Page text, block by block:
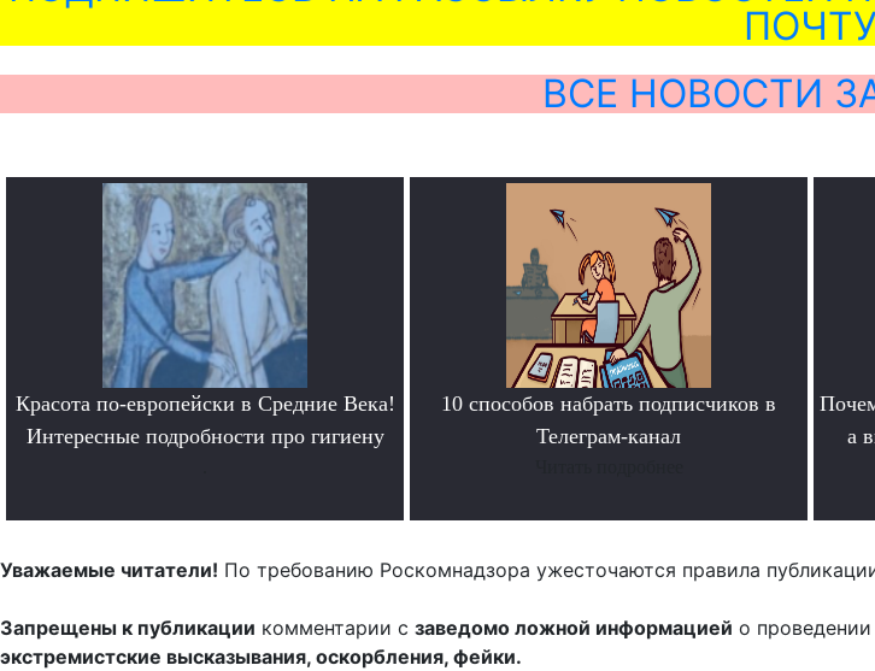
ПОЧТУ
ВСЕ НОВОСТИ
Красота по-европейски в Средние Века!
Интересные подробности про гигиену
10 способов набрать подписчиков в
Телеграм-канал
а
Уважаемые читатели! По требованию Роскомнадзора ужесточаются правила
Запрещены к публикации комментарии с заведомо ложной информацией о
экстремистские высказывания, оскорбления, фейки.